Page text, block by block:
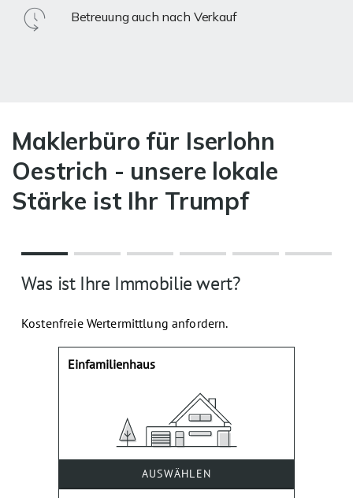
Betreuung auch nach Verkauf
Maklerbüro für Iserlohn
Oestrich - unsere lokale
Stärke ist Ihr Trumpf